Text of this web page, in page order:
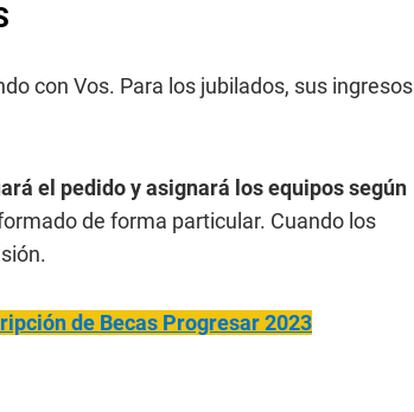
con Vos. Para los jubilados, sus ingresos
el pedido y asignará los equipos según
de forma particular. Cuando los
de Becas Progresar 2023